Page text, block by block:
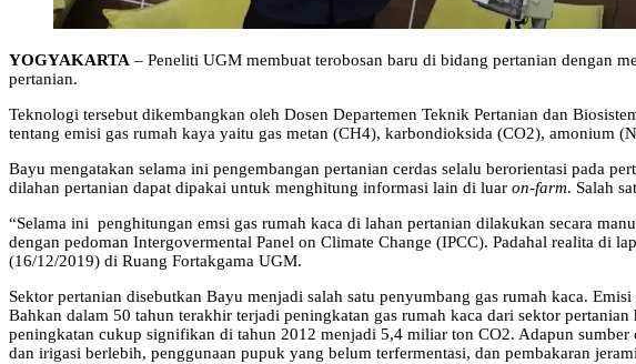
YOGYAKARTA – Peneliti UGM membuat terobosan baru di bidang pertanian dengan
pertanian.
Teknologi tersebut dikembangkan oleh Dosen Departemen Teknik Pertanian dan
tentang emisi gas rumah kaya yaitu gas metan (CH4), karbondioksida (CO2), amonium
Bayu mengatakan selama ini pengembangan pertanian cerdas selalu berorientasi pada
dilahan pertanian dapat dipakai untuk menghitung informasi lain di luar on-farm. Salah
“Selama ini penghitungan emsi gas rumah kaca di lahan pertanian dilakukan secara
dengan pedoman Intergovermental Panel on Climate Change (IPCC). Padahal realita di
(16/12/2019) di Ruang Fortakgama UGM.
Sektor pertanian disebutkan Bayu menjadi salah satu penyumbang gas rumah kaca.
Bahkan dalam 50 tahun terakhir terjadi peningkatan gas rumah kaca dari sektor
peningkatan cukup signifikan di tahun 2012 menjadi 5,4 miliar ton CO2. Adapun
dan irigasi berlebih, penggunaan pupuk yang belum terfermentasi, dan pembakaran